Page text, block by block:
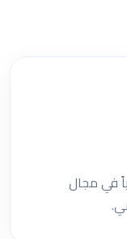
في مجال